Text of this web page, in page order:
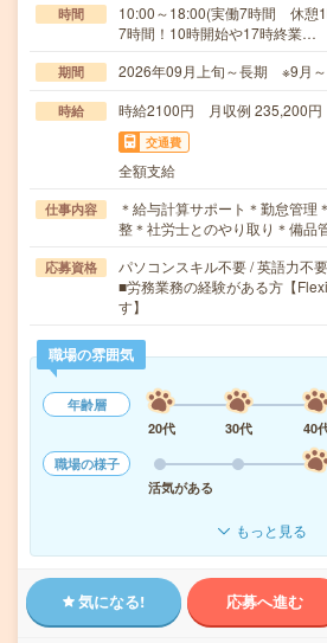
時間
10:00～18:00(実働7時間 休憩
7時間！10時開始や17時終業…
期間 2026年09月上旬～長期 ※9月～
時給 時給2100円 月収例 235,200円
交通費
全額支給
仕事内容
＊給与計算サポート＊勤怠管理
整＊社労士とのやり取り＊備品
応募資格
パソコンスキル不要 / 英語力不要
■労務業務の経験がある方【
す】
職場の雰囲気
年齢層
20代
30代 40
職場の様子
活気がある
もっと見る
気になる! 応募へ進む